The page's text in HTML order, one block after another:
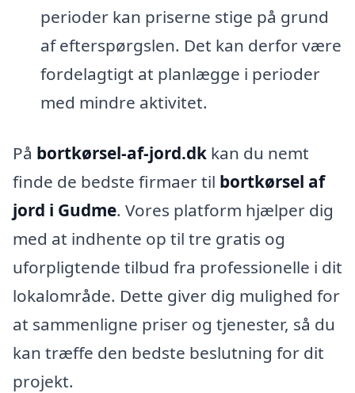
perioder kan priserne stige på grund
af efterspørgslen. Det kan derfor være
fordelagtigt at planlægge i perioder
med mindre aktivitet.
På bortkørsel-af-jord.dk kan du nemt
finde de bedste firmaer til bortkørsel af
jord i Gudme. Vores platform hjælper dig
med at indhente op til tre gratis og
uforpligtende tilbud fra professionelle i dit
lokalområde. Dette giver dig mulighed for
at sammenligne priser og tjenester, så du
kan træffe den bedste beslutning for dit
projekt.